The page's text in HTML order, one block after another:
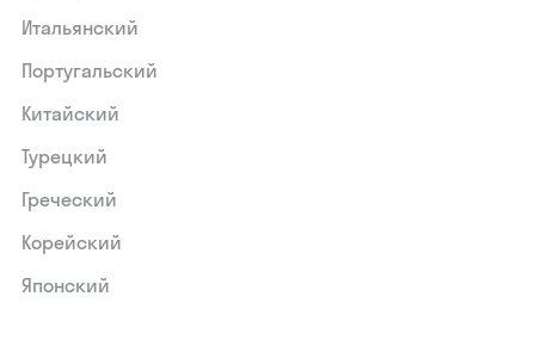
Итальянский
Португальский
Китайский
Турецкий
Греческий
Корейский
Японский